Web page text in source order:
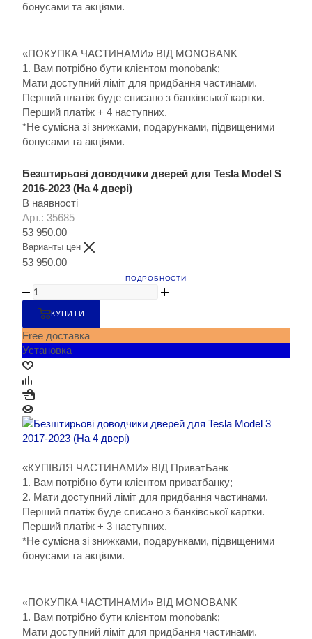
бонусами та акціями.
«ПОКУПКА ЧАСТИНАМИ» ВІД MONOBANK
1. Вам потрібно бути клієнтом monobank;
Мати доступний ліміт для придбання частинами.
Перший платіж буде списано з банківської картки.
Перший платіж + 4 наступних.
*Не сумісна зі знижками, подарунками, підвищеними
бонусами та акціями.
Безштирьові доводчики дверей для Tesla Model S
2016-2023 (На 4 двері)
В наявності
Арт.: 35685
53 950.00
Варианты цен
53 950.00
ПОДРОБНОСТИ
КУПИТИ
Free доставка
Установка
«КУПІВЛЯ ЧАСТИНАМИ» ВІД ПриватБанк
1. Вам потрібно бути клієнтом приватбанку;
2. Мати доступний ліміт для придбання частинами.
Перший платіж буде списано з банківської картки.
Перший платіж + 3 наступних.
*Не сумісна зі знижками, подарунками, підвищеними
бонусами та акціями.
«ПОКУПКА ЧАСТИНАМИ» ВІД MONOBANK
1. Вам потрібно бути клієнтом monobank;
Мати доступний ліміт для придбання частинами.